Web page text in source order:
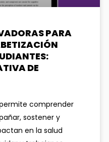
PARA
DE
comprender
sostener y
en la salud